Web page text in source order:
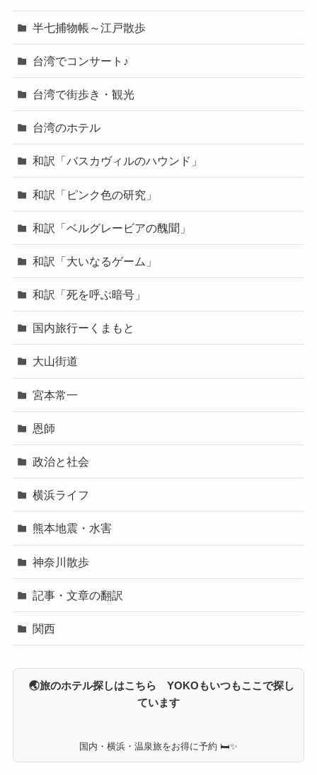
半七捕物帳～江戸散歩
台湾でコンサート♪
台湾で街歩き・観光
台湾のホテル
和訳「バスカヴィルのハウンド」
和訳「ピンク色の研究」
和訳「ベルグレービアの醜聞」
和訳「大いなるゲーム」
和訳「死を呼ぶ暗号」
国内旅行ーくまもと
大山街道
宮本常一
恩師
政治と社会
横浜ライフ
熊本地震・水害
神奈川散歩
記事・文章の翻訳
関西
🌏旅のホテル探しはこちら YOKOもいつもここで探し
ています